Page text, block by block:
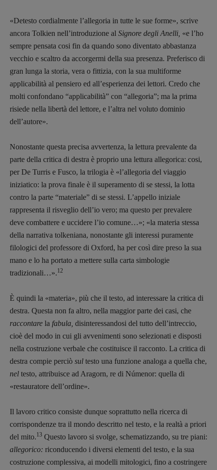
Primo Piano
Interviste
RUBRICHE
Archeologie del
presente
Fumetti
Libro & Film
Pulp for kids
DOSSIER
12 dicembre
Blade Runner 40
Editoria
Intelligenza Artificiale
Maestri sommersi
Pasolini 1922-2022
Psichedelia
Scienza
Tornare a Ballard
Valerio Evangelisti
Vampirismi
DIRETTRICE RESPONSABILE
Walter Catalano,Giuseppe Costigliola,
Anna da Re,Roberto Derobertis, Elio
Grasso,Fabio Malagnini ,Valentina
Marcoli,Elisabetta Michielin,Nicole
Spallina Roberto Sturm Tania Tonin
«Detesto cordialmente l’allegoria in tutte le sue forme», scrive
ancora Tolkien nell’introduzione al Signore degli Anelli, «e l’ho
sempre pensata cosi fin da quando sono diventato abbastanza
vecchio e scaltro da accorgermi della sua presenza. Preferisco di
gran lunga la storia, vera o fittizia, con la sua multiforme
applicabilità al pensiero ed all’esperienza dei lettori. Credo che
molti confondano “applicabilità” con “allegoria”; ma la prima
risiede nella libertà del lettore, e l’altra nel voluto dominio
dell’autore».
Nonostante questa precisa avvertenza, la lettura prevalente da
parte della critica di destra è proprio una lettura allegorica: cosi,
per De Turris e Fusco, la trilogia è «l’allegoria del viaggio
iniziatico: la prova finale è il superamento di se stessi, la lotta
contro la parte “materiale” di se stessi. L’appello iniziale
rappresenta il risveglio dell’io vero; ma questo per prevalere
deve combattere e uccidere l’io comune…»; «la materia stessa
della narrativa tolkeniana, nonostante gli interessi puramente
filologici del professore di Oxford, ha per così dire preso la sua
mano e lo ha portato a mettere sulla carta simbologie
tradizionali…».12
È quindi la «materia», più che il testo, ad interessare la critica di
destra. Questa non fa altro, nella maggior parte dei casi, che
raccontare la fabula, disinteressandosi del tutto dell’intreccio,
cioè del modo in cui gli avvenimenti sono selezionati e disposti
nella costruzione verbale che costituisce il racconto. La critica di
destra compie perciò sul testo una funzione analoga a quella che,
nel testo, attribuisce ad Aragorn, re di Númenor: quella di
«restauratore dell’ordine».
Il lavoro critico consiste dunque soprattutto nella ricerca di
corrispondenze tra il mondo descritto nel testo, e la realtà a priori
del mito.13 Questo lavoro si svolge, schematizzando, su tre piani:
allegorico: riconducendo i diversi elementi del testo, e la sua
costruzione complessiva, ai modelli mitologici, fino a costringere